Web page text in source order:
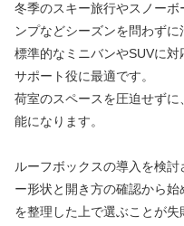
冬季のスキー旅行やスノー
ンプなどシーズンを問わずに
標準的なミニバンやSUVに
サポート役に最適です。
荷室のスペースを圧迫せず
能になります。
ルーフボックスの導入を検
ー形状と開き方の確認から
を整理した上で選ぶことが失